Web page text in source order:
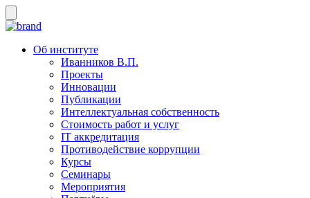
Об институте
Иванников В.П.
Проекты
Инновации
Публикации
Интеллектуальная собственность
Стоимость работ и услуг
IT аккредитация
Противодействие коррупции
Курсы
Семинары
Мероприятия